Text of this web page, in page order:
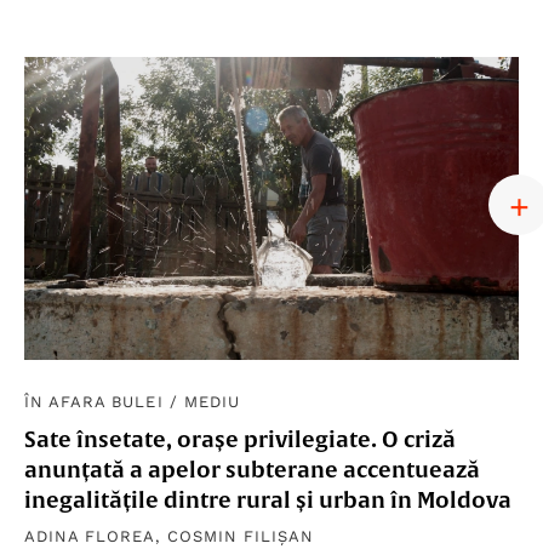
ÎN AFARA BULEI / MEDIU
Sate însetate, orașe privilegiate. O criză
anunțată a apelor subterane accentuează
inegalitățile dintre rural și urban în Moldova
ADINA FLOREA , COSMIN FILIȘAN